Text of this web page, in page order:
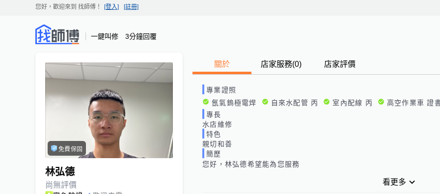
您好，歡迎來到 找師傅 ！ [登入] [註冊]
一鍵叫修 3分鐘回覆
免費保固
林弘德
尚無評價
關於 店家服務(0) 店家評價
專業證照
氬氣鎢極電焊
自來水配管 丙 室內配線 丙
高空作業車 證
專長
水店維修
特色
親切和善
簡歷
您好，林弘德希望能為您服務
看更多